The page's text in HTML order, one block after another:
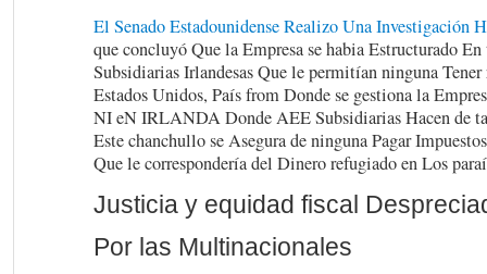
El Senado Estadounidense Realizo Una Investigación
que concluyó Que la Empresa se habia Estructurado En
Subsidiarias Irlandesas Que le permitían ninguna
Estados Unidos, País from Donde se gestiona la
NI eN IRLANDA Donde AEE Subsidiarias Hacen de
Este chanchullo se Asegura de ninguna Pagar
Que le correspondería del Dinero refugiado en Los
Justicia y equidad fiscal
Por las Multinacionales